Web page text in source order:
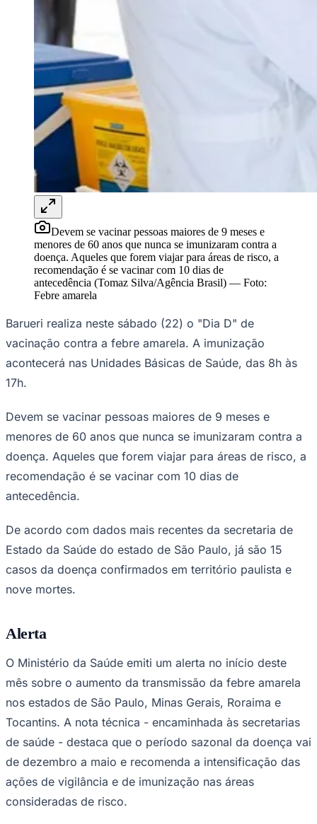
Ceará
Devem se vacinar pessoas maiores de 9 meses e
menores de 60 anos que nunca se imunizaram contra a
doença. Aqueles que forem viajar para áreas de risco, a
recomendação é se vacinar com 10 dias de
antecedência (Tomaz Silva/Agência Brasil)—Foto:
Febre amarela
Barueri realiza neste sábado (22) o "Dia D" de
acontecerá nas Unidades Básicas de Saúde, das 8h às
17h.
Devem se vacinar pessoas maiores de 9 meses e
doença. Aqueles que forem viajar para áreas de risco, a
recomendação é se vacinar com 10 dias de
antecedência.
De acordo com dados mais recentes da secretaria de
casos da doença confirmados em território paulista e
nove mortes.
O Ministério da Saúde emiti um alerta no início deste
nos estados de São Paulo, Minas Gerais, Roraima e
Tocantins. A nota técnica - encaminhada às secretarias
de saúde - destaca que o período sazonal da doença vai
de dezembro a maio e recomenda a intensificação das
ações de vigilância e de imunização nas áreas
consideradas de risco.
Os sintomas iniciais da febre amarela são o início súbito